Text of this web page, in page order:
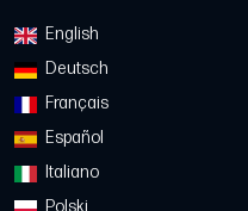
English
Deutsch
Français
Español
Italiano